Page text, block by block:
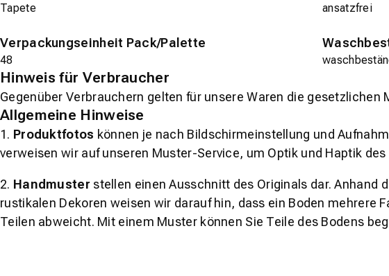
Tapete ansatzfrei
Verpackungseinheit Pack/Palette
48
Hinweis für Verbraucher
Gegenüber Verbrauchern gelten für unsere Waren die gesetzlichen
Allgemeine Hinweise
1. Produktfotos können je nach Bildschirmeinstellung und
verweisen wir auf unseren Muster-Service, um Optik und Haptik
2. Handmuster stellen einen Ausschnitt des Originals dar. Anhand
rustikalen Dekoren weisen wir darauf hin, dass ein Boden mehrere
Teilen abweicht. Mit einem Muster können Sie Teile des Bodens